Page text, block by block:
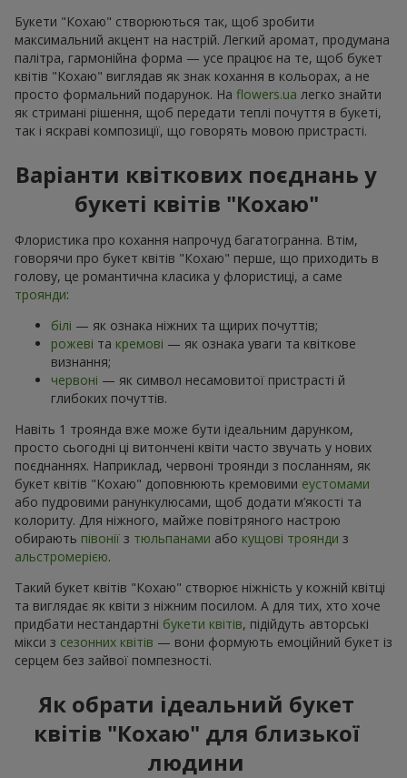
Букети "Кохаю" створюються так, щоб зробити
максимальний акцент на настрій. Легкий аромат, продумана
палітра, гармонійна форма — усе працює на те, щоб букет
квітів "Кохаю" виглядав як знак кохання в кольорах, а не
просто формальний подарунок. На flowers.ua легко знайти
як стримані рішення, щоб передати теплі почуття в букеті,
так і яскраві композиції, що говорять мовою пристрасті.
Варіанти квіткових поєднань у
букеті квітів "Кохаю"
Флористика про кохання напрочуд багатогранна. Втім,
говорячи про букет квітів "Кохаю" перше, що приходить в
голову, це романтична класика у флористиці, а саме
троянди:
білі — як ознака ніжних та щирих почуттів;
рожеві та кремові — як ознака уваги та квіткове
визнання;
червоні — як символ несамовитої пристрасті й
глибоких почуттів.
Навіть 1 троянда вже може бути ідеальним дарунком,
просто сьогодні ці витончені квіти часто звучать у нових
поєднаннях. Наприклад, червоні троянди з посланням, як
букет квітів "Кохаю" доповнюють кремовими еустомами
або пудровими ранункулюсами, щоб додати м’якості та
колориту. Для ніжного, майже повітряного настрою
обирають півонії з тюльпанами або кущові троянди з
альстромерією.
Такий букет квітів "Кохаю" створює ніжність у кожній квітці
та виглядає як квіти з ніжним посилом. А для тих, хто хоче
придбати нестандартні букети квітів, підійдуть авторські
мікси з сезонних квітів — вони формують емоційний букет із
серцем без зайвої помпезності.
Як обрати ідеальний букет
квітів "Кохаю" для близької
людини